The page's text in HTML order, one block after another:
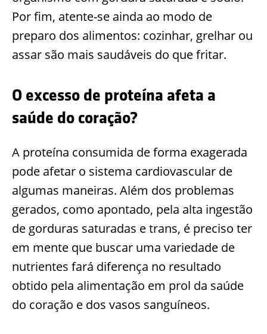
Por fim, atente-se ainda ao modo de
preparo dos alimentos: cozinhar, grelhar ou
assar são mais saudáveis do que fritar.
O excesso de proteína afeta a
saúde do coração?
A proteína consumida de forma exagerada
pode afetar o sistema cardiovascular de
algumas maneiras. Além dos problemas
gerados, como apontado, pela alta ingestão
de gorduras saturadas e trans, é preciso ter
em mente que buscar uma variedade de
nutrientes fará diferença no resultado
obtido pela alimentação em prol da saúde
do coração e dos vasos sanguíneos.